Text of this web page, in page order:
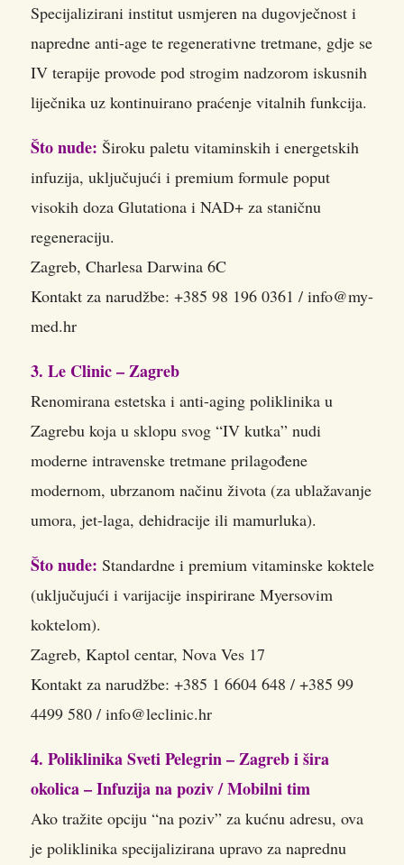
Specijalizirani institut usmjeren na dugovječnost i
napredne anti-age te regenerativne tretmane, gdje se
IV terapije provode pod strogim nadzorom iskusnih
liječnika uz kontinuirano praćenje vitalnih funkcija.
Što nude: Široku paletu vitaminskih i energetskih
infuzija, uključujući i premium formule poput
visokih doza Glutationa i NAD+ za staničnu
regeneraciju.
Zagreb, Charlesa Darwina 6C
Kontakt za narudžbe: +385 98 196 0361 / info@my-
med.hr
3. Le Clinic – Zagreb
Renomirana estetska i anti-aging poliklinika u
Zagrebu koja u sklopu svog “IV kutka” nudi
moderne intravenske tretmane prilagođene
modernom, ubrzanom načinu života (za ublažavanje
umora, jet-laga, dehidracije ili mamurluka).
Što nude: Standardne i premium vitaminske koktele
(uključujući i varijacije inspirirane Myersovim
koktelom).
Zagreb, Kaptol centar, Nova Ves 17
Kontakt za narudžbe: +385 1 6604 648 / +385 99
4499 580 / info@leclinic.hr
4. Poliklinika Sveti Pelegrin – Zagreb i šira
okolica – Infuzija na poziv / Mobilni tim
Ako tražite opciju “na poziv” za kućnu adresu, ova
je poliklinika specijalizirana upravo za naprednu